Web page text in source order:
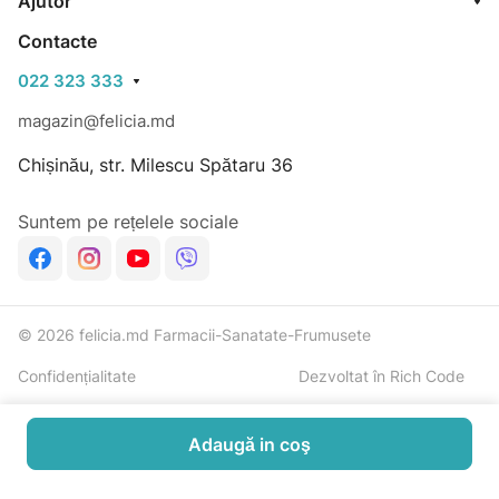
Contacte
022 323 333
magazin@felicia.md
Chișinău, str. Milescu Spătaru 36
Suntem pe rețelele sociale
© 2026 felicia.md Farmacii-Sanatate-Frumusete
Confidențialitate Dezvoltat în Rich Code
Adaugă in coş